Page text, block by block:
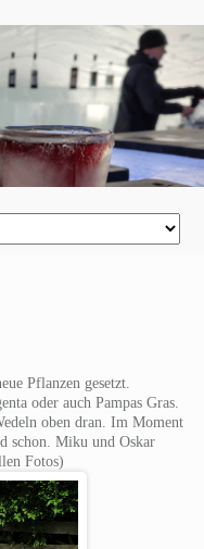
Pflanzen gesetzt.
oder auch Pampas Gras.
oben dran. Im Moment
schon. Miku und Oskar
Fotos)